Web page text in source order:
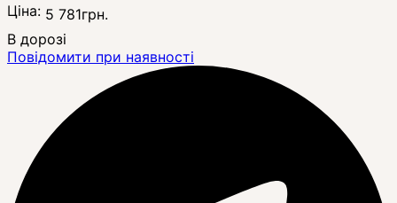
Ціна: 5 781грн.
В дорозі
Повідомити при наявності